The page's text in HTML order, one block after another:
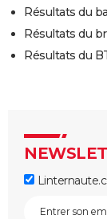
Résultats du
Résultats du
Résultats du